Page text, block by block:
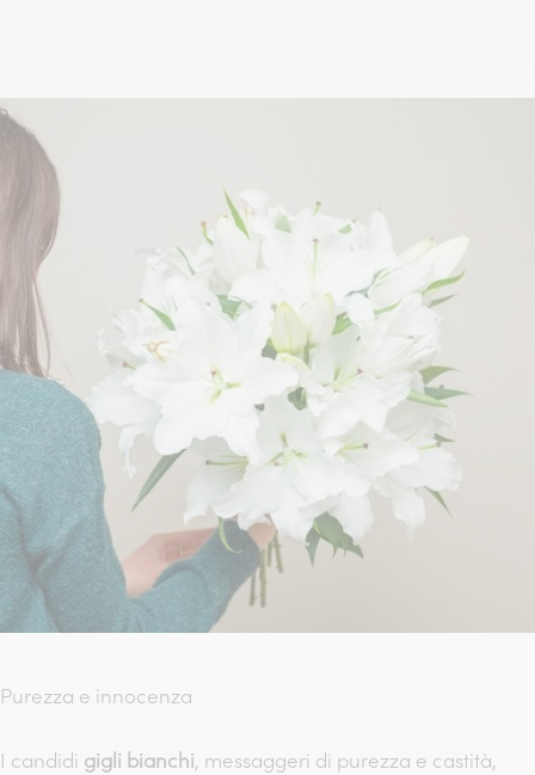
Purezza e innocenza
I candidi gigli bianchi, messaggeri di purezza e castità,